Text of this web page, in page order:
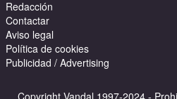
Redacción
Contactar
Aviso legal
Política de cookies
Publicidad / Advertising
Copyright Vandal 1997-2024 -